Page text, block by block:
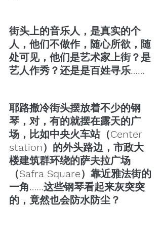
街头上的音乐人，是真实的个
人，他们不做作，随心所欲，随
处可见，他们是艺术家上街？是
艺人作秀？还是是百姓寻乐……
耶路撒冷街头摆放着不少的钢
琴，对，有的就摆在露天的广
场，比如中央火车站（Center
station）的外头路边，市政大
楼建筑群环绕的萨夫拉广场
（Safra Square）靠近雅法街的
一角……这些钢琴看起来灰突突
的，竟然也会防水防尘？